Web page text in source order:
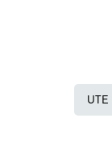
UTE